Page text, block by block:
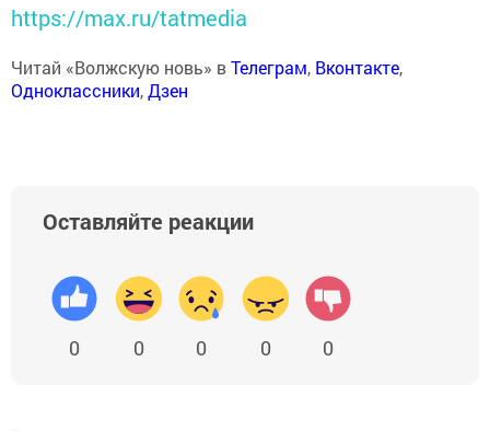
https://max.ru/tatmedia
Читай «Волжскую новь» вТелеграм, Вконтакте,
Одноклассники,Дзен
Оставляйте реакции
0 0 0 0 0